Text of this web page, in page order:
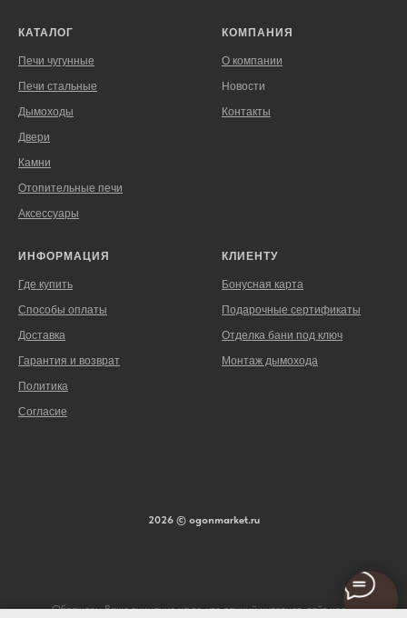
КАТАЛОГ
Печи чугунные
Печи стальные
Дымоходы
Двери
Камни
Отопительные печи
Аксессуары
КОМПАНИЯ
О компании
Новости
Контакты
ИНФОРМАЦИЯ
Где купить
Способы оплаты
Доставка
Гарантия и возврат
Политика
Согласие
КЛИЕНТУ
Бонусная карта
Подарочные сертификаты
Отделка бани под ключ
Монтаж дымохода
2026 © ogonmarket.ru
Обращаем Ваше внимание на то, что данный интернет-сайт носит